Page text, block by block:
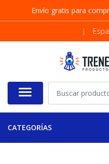
Envío gratis para
|
CATEGORÍAS